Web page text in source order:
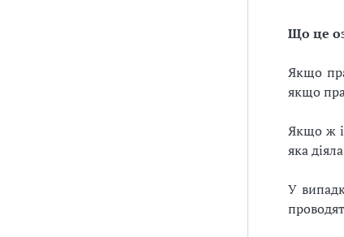
Що це
Якщо
якщо
Якщо ж
яка
У